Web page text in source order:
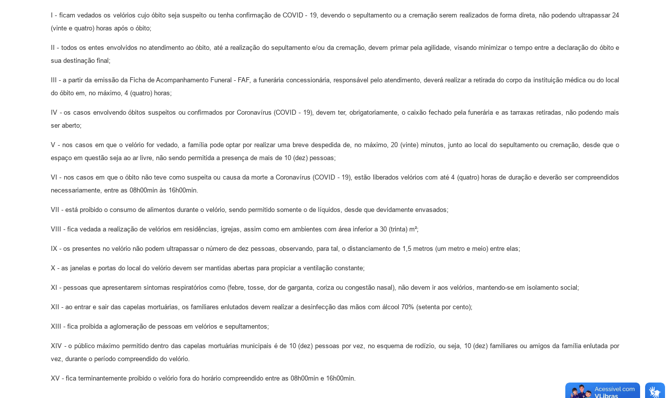
I - ficam vedados os velórios cujo óbito seja suspeito ou tenha confirmação de COVID - 19, devendo o sepultamento ou a cremação serem realizados de forma direta, não podendo ultrapassar 24
(vinte e quatro) horas após o óbito;
II - todos os entes envolvidos no atendimento ao óbito, até a realização do sepultamento e/ou da cremação, devem primar pela agilidade, visando minimizar o tempo entre a declaração do óbito e
sua destinação final;
III - a partir da emissão da Ficha de Acompanhamento Funeral - FAF, a funerária concessionária, responsável pelo atendimento, deverá realizar a retirada do corpo da instituição médica ou do local
do óbito em, no máximo, 4 (quatro) horas;
IV - os casos envolvendo óbitos suspeitos ou confirmados por Coronavírus (COVID - 19), devem ter, obrigatoriamente, o caixão fechado pela funerária e as tarraxas retiradas, não podendo mais
ser aberto;
V - nos casos em que o velório for vedado, a família pode optar por realizar uma breve despedida de, no máximo, 20 (vinte) minutos, junto ao local do sepultamento ou cremação, desde que o
espaço em questão seja ao ar livre, não sendo permitida a presença de mais de 10 (dez) pessoas;
VI - nos casos em que o óbito não teve como suspeita ou causa da morte a Coronavírus (COVID - 19), estão liberados velórios com até 4 (quatro) horas de duração e deverão ser compreendidos
necessariamente, entre as 08h00min às 16h00min.
VII - está proibido o consumo de alimentos durante o velório, sendo permitido somente o de líquidos, desde que devidamente envasados;
VIII - fica vedada a realização de velórios em residências, igrejas, assim como em ambientes com área inferior a 30 (trinta) m²;
IX - os presentes no velório não podem ultrapassar o número de dez pessoas, observando, para tal, o distanciamento de 1,5 metros (um metro e meio) entre elas;
X - as janelas e portas do local do velório devem ser mantidas abertas para propiciar a ventilação constante;
XI - pessoas que apresentarem sintomas respiratórios como (febre, tosse, dor de garganta, coriza ou congestão nasal), não devem ir aos velórios, mantendo-se em isolamento social;
XII - ao entrar e sair das capelas mortuárias, os familiares enlutados devem realizar a desinfecção das mãos com álcool 70% (setenta por cento);
XIII - fica proibida a aglomeração de pessoas em velórios e sepultamentos;
XIV - o público máximo permitido dentro das capelas mortuárias municipais é de 10 (dez) pessoas por vez, no esquema de rodízio, ou seja, 10 (dez) familiares ou amigos da família enlutada por
vez, durante o período compreendido do velório.
XV - fica terminantemente proibido o velório fora do horário compreendido entre as 08h00min e 16h00min.